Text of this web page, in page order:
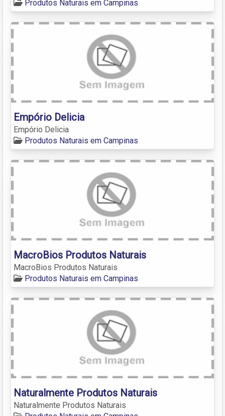
Produtos Naturais em Campinas
Empório Delicia
Empório Delicia
Produtos Naturais em Campinas
MacroBios Produtos Naturais
MacroBios Produtos Naturais
Produtos Naturais em Campinas
Naturalmente Produtos Naturais
Naturalmente Produtos Naturais